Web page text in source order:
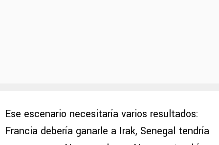
Ese escenario necesitaría varios resultados:
Francia debería ganarle a Irak, Senegal tendría